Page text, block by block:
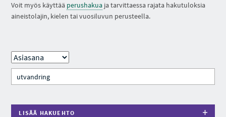
Voit myös käyttää perushakua ja tarvittaessa rajata hakutuloksia
aineistolajin, kielen tai vuosiluvun perusteella.
LISÄÄ HAKUEHTO